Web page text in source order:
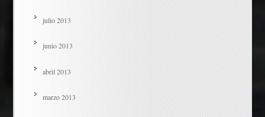
julio 2013
junio 2013
abril 2013
marzo 2013